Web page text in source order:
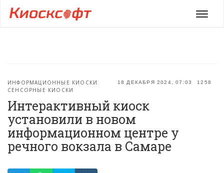
Меню
18 ДЕКАБРЯ 2024, 07:03 1258
ИНФОРМАЦИОННЫЕ КИОСКИ
СЕНСОРНЫЕ КИОСКИ
Интерактивный киоск
установили в новом
информационном центре у
речного вокзала в Самаре